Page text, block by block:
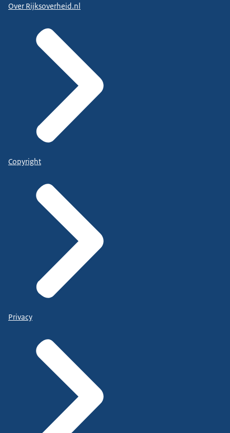
Over Rijksoverheid.nl
Copyright
Privacy